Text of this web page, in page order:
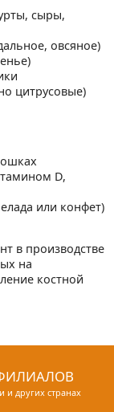
сыры,
овсяное)
цитрусовые)
D,
или конфет)
в производстве
на
костной
и других странах